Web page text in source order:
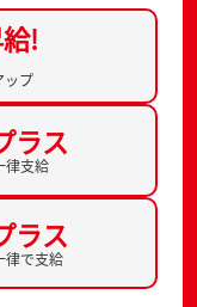
!
ップ
ラス
律支給
ラス
律で支給